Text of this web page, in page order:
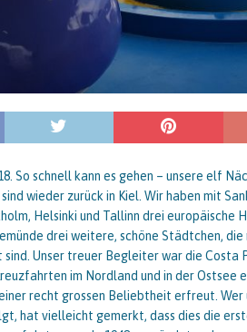
So schnell kann es gehen – unsere elf
sind wieder zurück in Kiel. Wir haben mit
Helsinki und Tallinn drei europäische
drei weitere, schöne Städtchen,
sind. Unser treuer Begleiter war die Costa
im Nordland und in der Ostsee
recht grossen Beliebtheit erfreut. Wer
hat vielleicht gemerkt, dass dies die